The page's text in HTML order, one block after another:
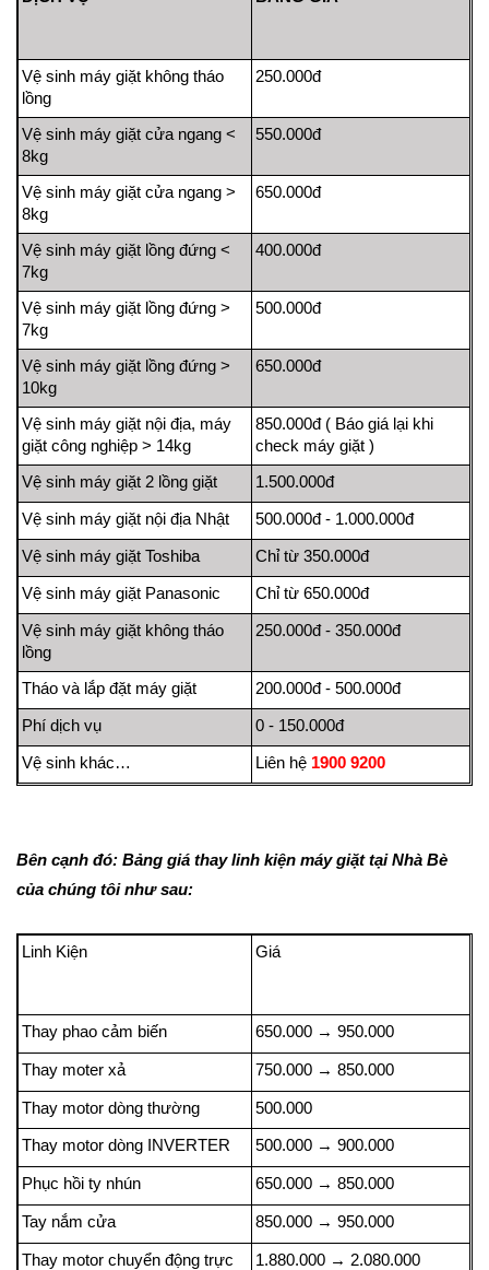
Vệ sinh máy giặt không tháo
lồng
250.000đ
Vệ sinh máy giặt cửa ngang <
8kg
550.000đ
Vệ sinh máy giặt cửa ngang >
8kg
650.000đ
Vệ sinh máy giặt lồng đứng <
7kg
400.000đ
Vệ sinh máy giặt lồng đứng >
7kg
500.000đ
Vệ sinh máy giặt lồng đứng >
10kg
650.000đ
Vệ sinh máy giặt nội địa, máy
giặt công nghiệp > 14kg
850.000đ ( Báo giá lại khi
check máy giặt )
Vệ sinh máy giặt 2 lồng giặt 1.500.000đ
Vệ sinh máy giặt nội địa Nhật 500.000đ - 1.000.000đ
Vệ sinh máy giặt Toshiba Chỉ từ 350.000đ
Vệ sinh máy giặt Panasonic Chỉ từ 650.000đ
Vệ sinh máy giặt không tháo
lồng
250.000đ - 350.000đ
Tháo và lắp đặt máy giặt 200.000đ - 500.000đ
Phí dịch vụ 0 - 150.000đ
Vệ sinh khác… Liên hệ 1900 9200
Bên cạnh đó: Bảng giá thay linh kiện máy giặt tại Nhà Bè
của chúng tôi như sau:
Linh Kiện Giá
Thay phao cảm biến 650.000 → 950.000
Thay moter xả 750.000 → 850.000
Thay motor dòng thường 500.000
Thay motor dòng INVERTER 500.000 → 900.000
Phục hồi ty nhún 650.000 → 850.000
Tay nắm cửa 850.000 → 950.000
Thay motor chuyển động trực
1.880.000 → 2.080.000